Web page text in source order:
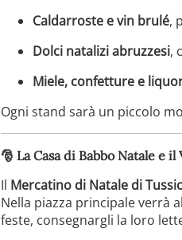
Caldarroste e vin brulé,
Dolci natalizi abruzzesi,
Miele, confetture e
Ogni stand sarà un piccolo
🎅 La Casa di Babbo Natale e
Il Mercatino di Natale di
Nella piazza principale verrà
feste, consegnargli la loro